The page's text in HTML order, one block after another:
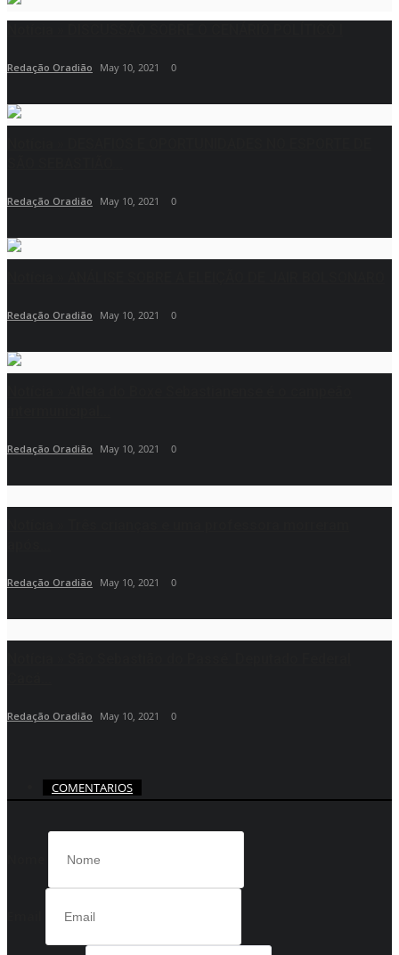
Redação Oradião May 10, 2021 0
Redação Oradião May 10, 2021 0
Redação Oradião May 10, 2021 0
Redação Oradião May 10, 2021 0
Redação Oradião May 10, 2021 0
Redação Oradião May 10, 2021 0
COMENTARIOS